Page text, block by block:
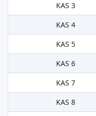
KAS 3
KAS 4
KAS 5
KAS 6
KAS 7
KAS 8